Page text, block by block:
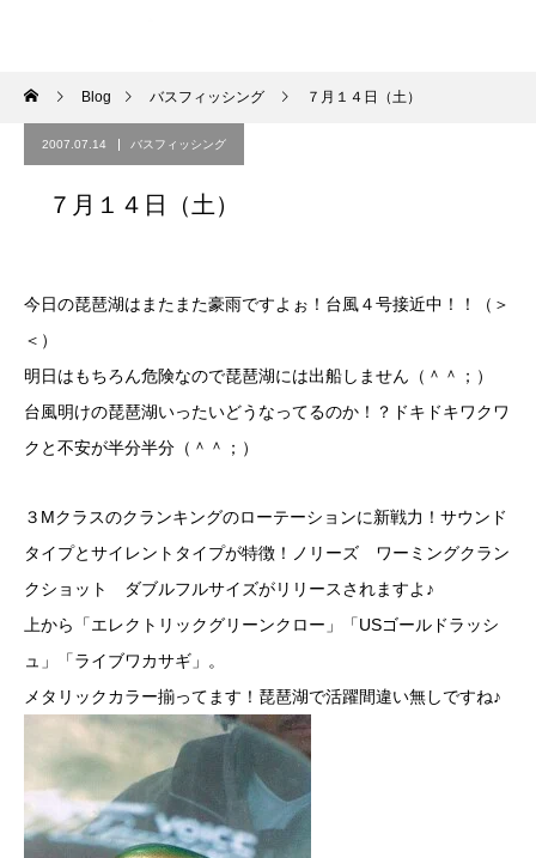
Blog バスフィッシング ７月１４日（土）
2007.07.14 バスフィッシング
７月１４日（土）
今日の琵琶湖はまたまた豪雨ですよぉ！台風４号接近中！！（＞
＜）
明日はもちろん危険なので琵琶湖には出船しません（＾＾；）
台風明けの琵琶湖いったいどうなってるのか！？ドキドキワクワ
クと不安が半分半分（＾＾；）
３Mクラスのクランキングのローテーションに新戦力！サウンド
タイプとサイレントタイプが特徴！ノリーズ ワーミングクラン
クショット ダブルフルサイズがリリースされますよ♪
上から「エレクトリックグリーンクロー」「USゴールドラッシ
ュ」「ライブワカサギ」。
メタリックカラー揃ってます！琵琶湖で活躍間違い無しですね♪